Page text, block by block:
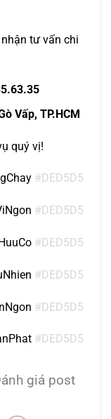
tư vấn chi
Vấp, TP.HCM
quý vị!
#DED5D5
#DED5D5
#DED5D5
#DED5D5
#DED5D5
#DED5D5
giá post